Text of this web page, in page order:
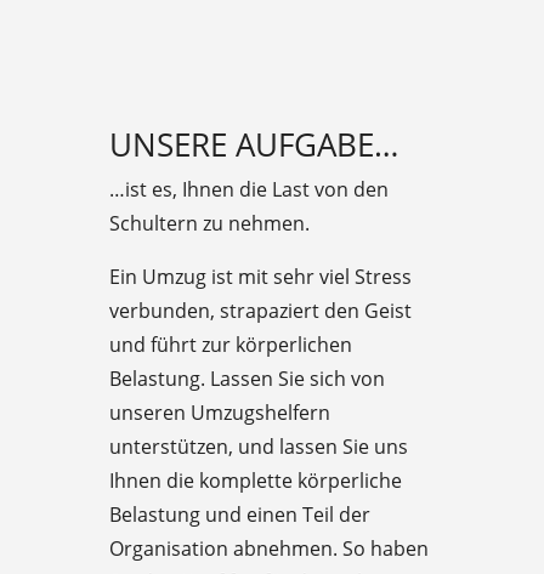
UNSERE AUFGABE…
…ist es, Ihnen die Last von den
Schultern zu nehmen.
Ein Umzug ist mit sehr viel Stress
verbunden, strapaziert den Geist
und führt zur körperlichen
Belastung. Lassen Sie sich von
unseren Umzugshelfern
unterstützen, und lassen Sie uns
Ihnen die komplette körperliche
Belastung und einen Teil der
Organisation abnehmen. So haben